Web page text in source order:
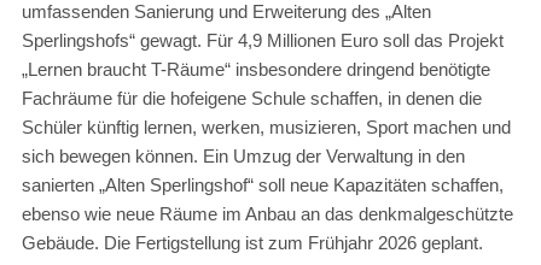
umfassenden Sanierung und Erweiterung des „Alten
Sperlingshofs“ gewagt. Für 4,9 Millionen Euro soll das Projekt
„Lernen braucht T-Räume“ insbesondere dringend benötigte
Fachräume für die hofeigene Schule schaffen, in denen die
Schüler künftig lernen, werken, musizieren, Sport machen und
sich bewegen können. Ein Umzug der Verwaltung in den
sanierten „Alten Sperlingshof“ soll neue Kapazitäten schaffen,
ebenso wie neue Räume im Anbau an das denkmalgeschützte
Gebäude. Die Fertigstellung ist zum Frühjahr 2026 geplant.